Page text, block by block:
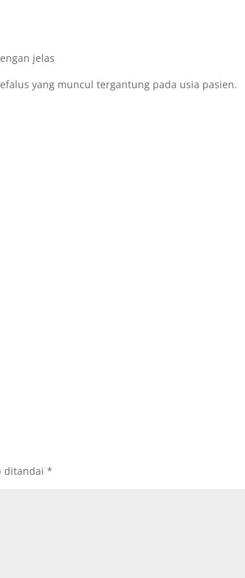
jelas
yang muncul tergantung pada usia pasien.
ditandai*